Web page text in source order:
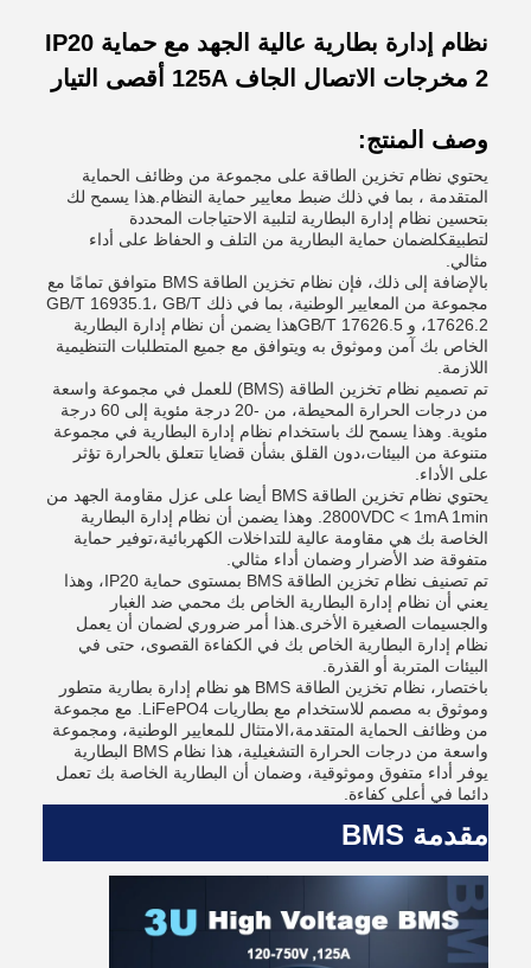
نظام إدارة بطارية عالية الجهد مع حماية IP20
2 مخرجات الاتصال الجاف 125A أقصى التيار
وصف المنتج:
يحتوي نظام تخزين الطاقة على مجموعة من وظائف الحماية
المتقدمة ، بما في ذلك ضبط معايير حماية النظام.هذا يسمح لك
بتحسين نظام إدارة البطارية لتلبية الاحتياجات المحددة
لتطبيقكلضمان حماية البطارية من التلف و الحفاظ على أداء
مثالي.
بالإضافة إلى ذلك، فإن نظام تخزين الطاقة BMS متوافق تمامًا مع
مجموعة من المعايير الوطنية، بما في ذلك GB/T 16935.1، GB/T
17626.2، و GB/T 17626.5هذا يضمن أن نظام إدارة البطارية
الخاص بك آمن وموثوق به ويتوافق مع جميع المتطلبات التنظيمية
اللازمة.
تم تصميم نظام تخزين الطاقة (BMS) للعمل في مجموعة واسعة
من درجات الحرارة المحيطة، من -20 درجة مئوية إلى 60 درجة
مئوية. وهذا يسمح لك باستخدام نظام إدارة البطارية في مجموعة
متنوعة من البيئات،دون القلق بشأن قضايا تتعلق بالحرارة تؤثر
على الأداء.
يحتوي نظام تخزين الطاقة BMS أيضا على عزل مقاومة الجهد من
2800VDC < 1mA 1min. وهذا يضمن أن نظام إدارة البطارية
الخاصة بك هي مقاومة عالية للتداخلات الكهربائية،توفير حماية
متفوقة ضد الأضرار وضمان أداء مثالي.
تم تصنيف نظام تخزين الطاقة BMS بمستوى حماية IP20، وهذا
يعني أن نظام إدارة البطارية الخاص بك محمي ضد الغبار
والجسيمات الصغيرة الأخرى.هذا أمر ضروري لضمان أن يعمل
نظام إدارة البطارية الخاص بك في الكفاءة القصوى، حتى في
البيئات المتربة أو القذرة.
باختصار، نظام تخزين الطاقة BMS هو نظام إدارة بطارية متطور
وموثوق به مصمم للاستخدام مع بطاريات LiFePO4. مع مجموعة
من وظائف الحماية المتقدمة،الامتثال للمعايير الوطنية، ومجموعة
واسعة من درجات الحرارة التشغيلية، هذا نظام BMS البطارية
يوفر أداء متفوق وموثوقية، وضمان أن البطارية الخاصة بك تعمل
دائما في أعلى كفاءة.
مقدمة BMS